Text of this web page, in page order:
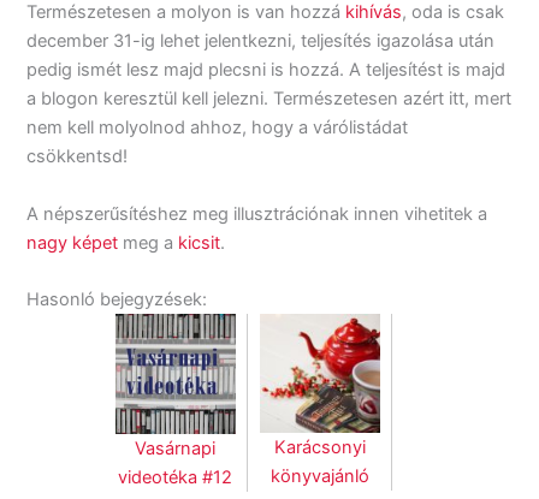
Természetesen a molyon is van hozzá kihívás, oda is csak
december 31-ig lehet jelentkezni, teljesítés igazolása után
pedig ismét lesz majd plecsni is hozzá. A teljesítést is majd
a blogon keresztül kell jelezni. Természetesen azért itt, mert
nem kell molyolnod ahhoz, hogy a várólistádat
csökkentsd!
A népszerűsítéshez meg illusztrációnak innen vihetitek a
nagy képet meg a kicsit.
Hasonló bejegyzések:
Vasárnapi
videotéka #12
Karácsonyi
könyvajánló